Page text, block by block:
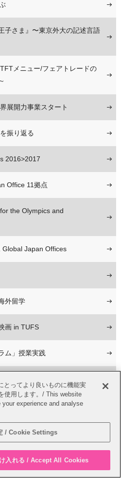
子さま』〜東京外大の記述言語
メニュー/フェアトレードの
展開力事業スタート
振り返る
2016>2017
Office 11拠点
the Olympics and
Japan Offices
外留学
画 in TUFS
ム」授業実践
Exchange Projects’ at TUFS
とってより良いものに機能実
使用します。/ This website
experience and analyse
/ Cookie Settings
入れる / Accept All Cookies